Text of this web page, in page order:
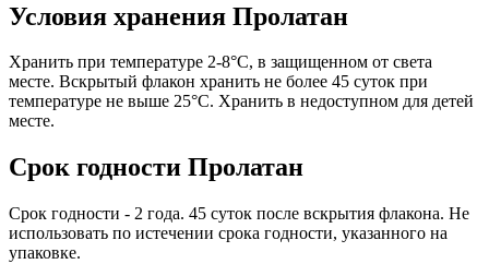
Условия хранения Пролатан
Хранить при температуре 2-8°С, в защищенном от света
месте. Вскрытый флакон хранить не более 45 суток при
температуре не выше 25°С. Хранить в недоступном для детей
месте.
Срок годности Пролатан
Срок годности - 2 года. 45 суток после вскрытия флакона. Не
использовать по истечении срока годности, указанного на
упаковке.